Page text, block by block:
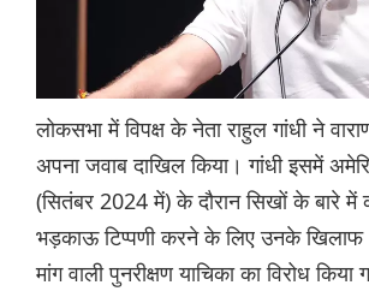
लोकसभा में विपक्ष के नेता राहुल गांधी ने
अपना जवाब दाखिल किया। गांधी इसमें
(सितंबर 2024 में) के दौरान सिखों के बारे
भड़काऊ टिप्पणी करने के लिए उनके खिलाफ
मांग वाली पुनरीक्षण याचिका का विरोध किया